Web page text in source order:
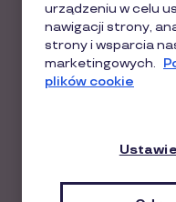
Każdy lider wie, że
wszystkim zasługa
wykorzystać tę
za ich
urządzeniu w celu
nawigacji strony,
strony i wsparcia
marketingowych.
plików cookie